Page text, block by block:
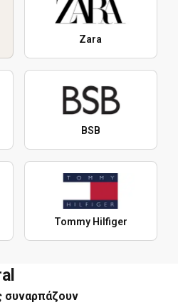
Zara
BSB
Tommy Hilfiger
συναρπάζουν